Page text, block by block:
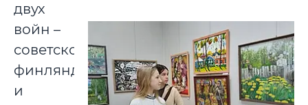
двух
войн –
советско-
финляндской
и